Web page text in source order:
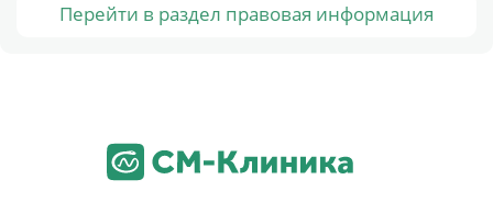
Перейти в раздел правовая информация